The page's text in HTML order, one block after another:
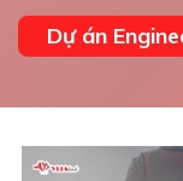
Dự án